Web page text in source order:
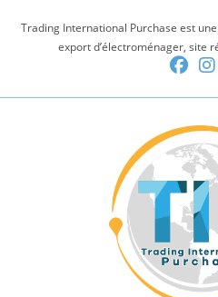
Trading International Purchase est
export d’électroménager, site